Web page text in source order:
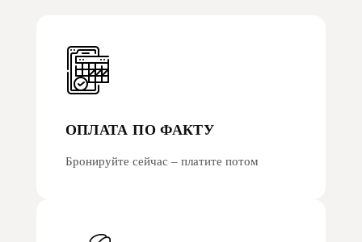
ОПЛАТА ПО ФАКТУ
Бронируйте сейчас – платите потом